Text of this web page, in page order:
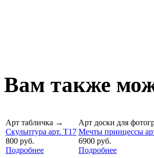
Вам также
Арт табличка →
Скульптура арт. T17
800 руб.
Подробнее
Арт доски для
Мечты принцессы
6900 руб.
Подробнее